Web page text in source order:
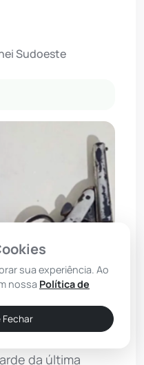
Sudoeste
Sudoeste
apreendidas
da última
sua experiência. Ao
nossa Política de
Fechar